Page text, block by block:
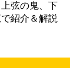
上弦の鬼、下
紹介＆解説